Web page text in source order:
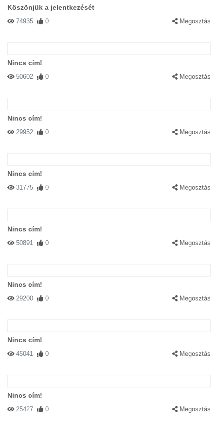
Köszönjük a jelentkezését
74935 0 Megosztás
Nincs cím!
50602 0 Megosztás
Nincs cím!
29952 0 Megosztás
Nincs cím!
31775 0 Megosztás
Nincs cím!
50891 0 Megosztás
Nincs cím!
29200 0 Megosztás
Nincs cím!
45041 0 Megosztás
Nincs cím!
25427 0 Megosztás